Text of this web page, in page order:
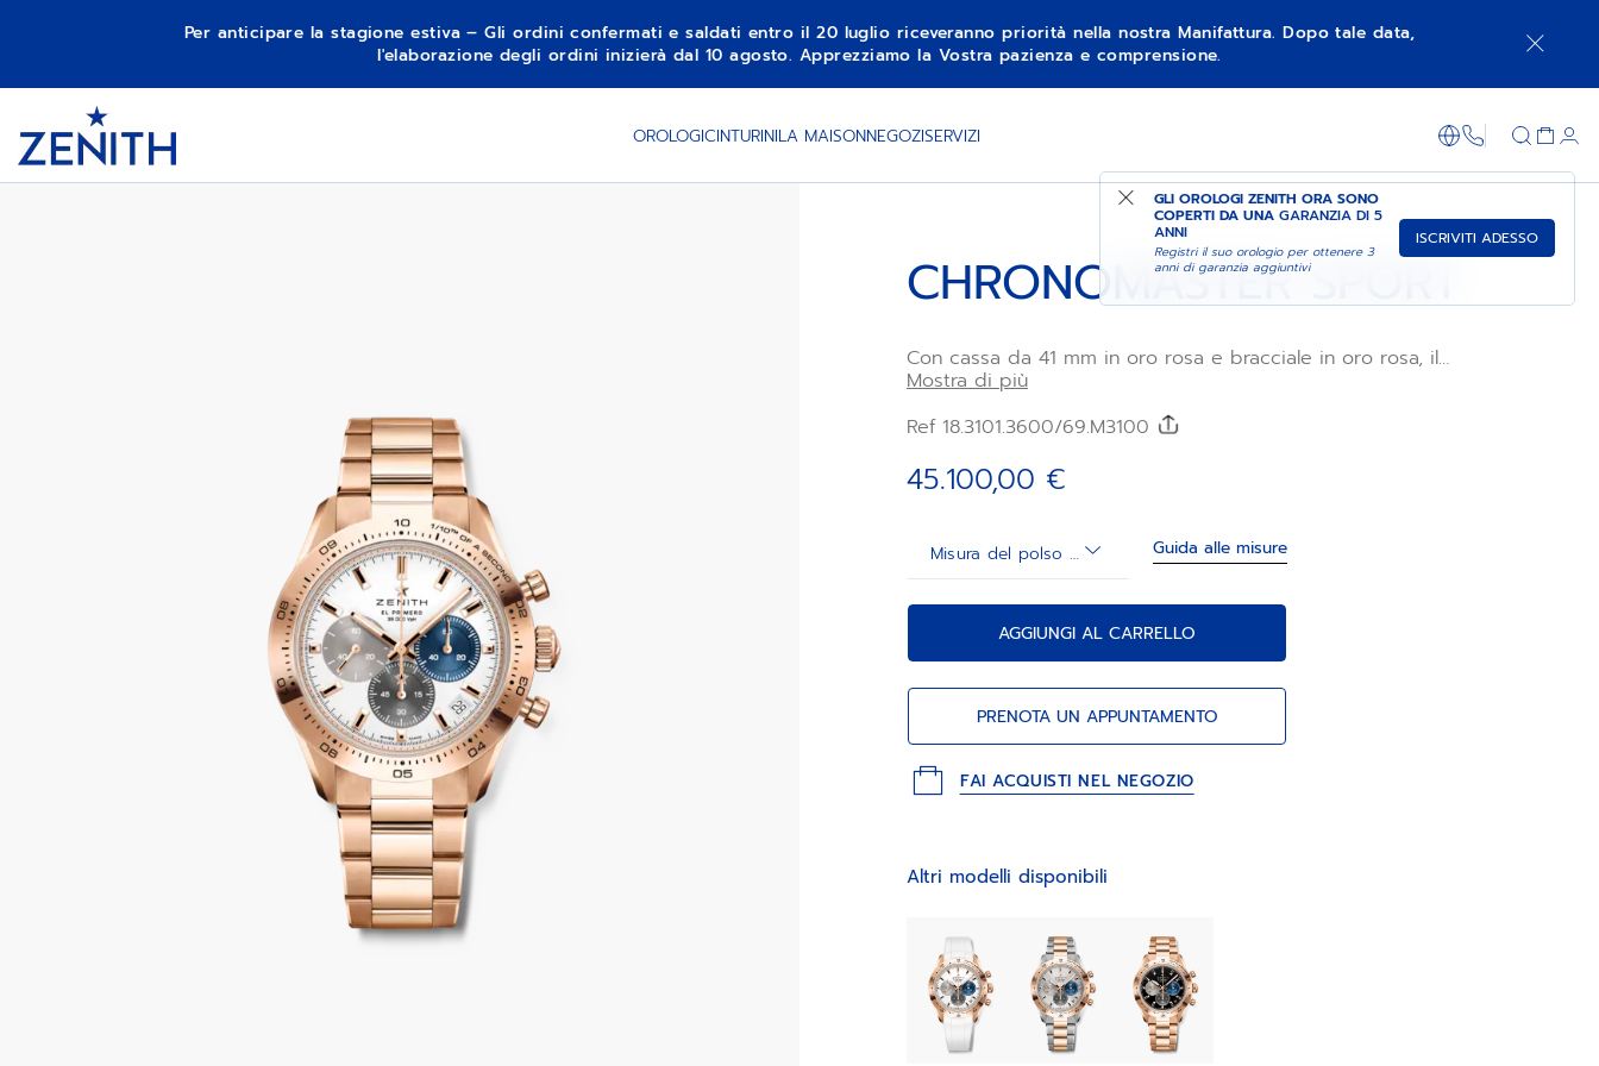
Per anticipare la stagione estiva – Gli ordini confermati e saldati entro il 20 luglio riceveranno priorità nella nostra Manifattura. Dopo tale data,
l'elaborazione degli ordini inizierà dal 10 agosto. Apprezziamo la Vostra pazienza e comprensione.
1 OROLOGICINTURINILA MAISONNEGOZISERVIZI +800 36 00
GLI OROLOGI ZENITH ORA SONO
COPERTI DA UNA GARANZIA DI 5
ANNI
Registri il suo orologio per ottenere 3
anni di garanzia aggiuntivi
ISCRIVITI ADESSO
CHRONOMASTER SPORT
Con cassa da 41 mm in oro rosa e bracciale in oro rosa, il
Chronomaster Sport richiama gli iconici elementi di design
pompa. Animato dal movimento cronografico automatico El
Mostra di più
Ref 18.3101.3600/69.M3100
45.100,00 €
Misura del polso (opzionale) Guida alle misure
AGGIUNGI AL CARRELLO
PRENOTA UN APPUNTAMENTO
FAI ACQUISTI NEL NEGOZIO
Altri modelli disponibili